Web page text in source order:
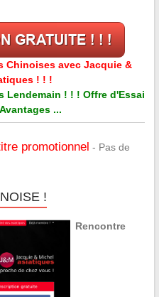
Chinoises avec Jacquie &
! ! !
Lendemain ! ! ! Offre d'Essai
...
promotionnel - Pas de
!
Rencontre